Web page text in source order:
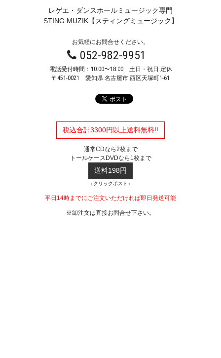
レゲエ・ダンスホールミュージック専門
STING MUZIK【スティングミュージック】
お気軽にお問合せください。
052-982-9951
電話受付時間：10:00〜18:00 土日・祝日 定休
〒451-0021 愛知県 名古屋市 西区天塚町1-61
税込合計3300円以上送料無料!!
通常CDなら2枚まで
トールケースDVDなら1枚まで
送料198円
（クリックポスト）
平日14時までにご注文いただければ即日発送可能
※卸注文は直接お問合せ下さい。